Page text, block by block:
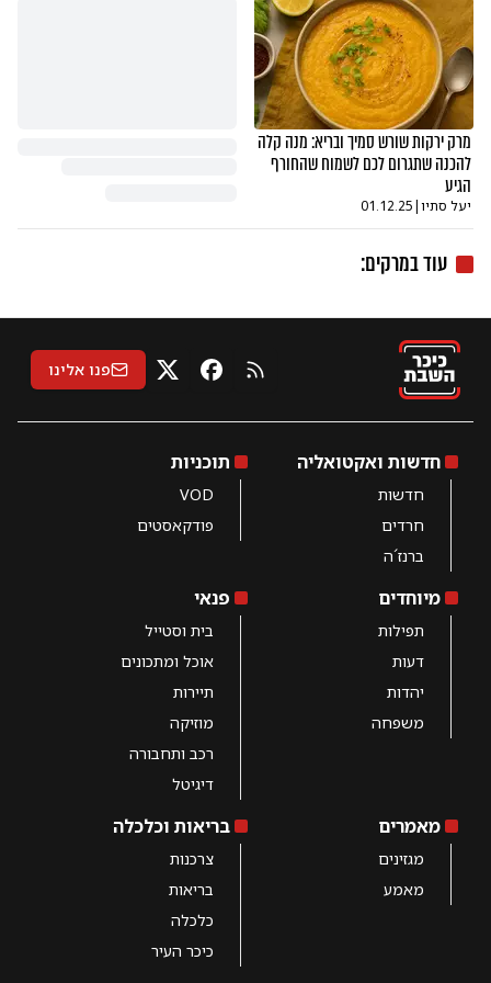
מרק ירקות שורש סמיך ובריא: מנה קלה
להכנה שתגרום לכם לשמוח שהחורף
הגיע
יעל סתיו|
01.12.25
עוד במרקים:
RSS פייסבוק
X פנו אלינו
חדשות ואקטואליה
חדשות
חרדים
ברנז´ה
תוכניות
VOD
פודקאסטים
מיוחדים
תפילות
דעות
יהדות
משפחה
פנאי
בית וסטייל
אוכל ומתכונים
תיירות
מוזיקה
רכב ותחבורה
דיגיטל
מאמרים
מגזינים
מאמע
בריאות וכלכלה
צרכנות
בריאות
כלכלה
כיכר העיר